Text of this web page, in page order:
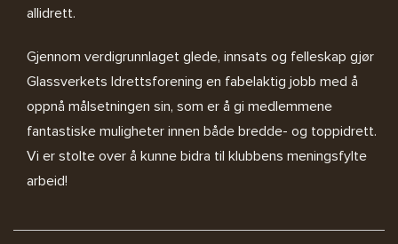
allidrett.
Gjennom verdigrunnlaget glede, innsats og felleskap gjør
Glassverkets Idrettsforening en fabelaktig jobb med å
oppnå målsetningen sin, som er å gi medlemmene
fantastiske muligheter innen både bredde- og toppidrett.
Vi er stolte over å kunne bidra til klubbens meningsfylte
arbeid!